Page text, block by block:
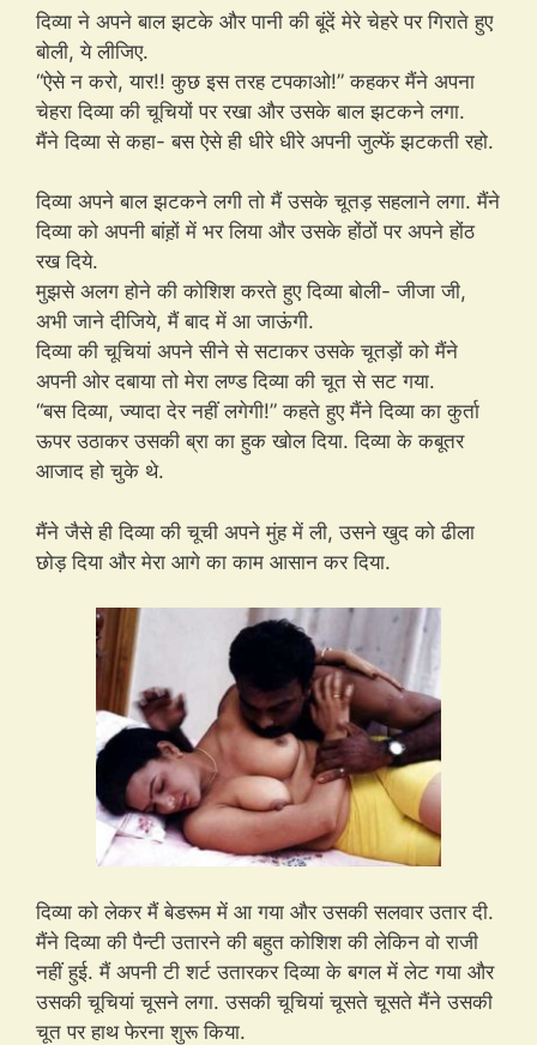
दिव्या ने अपने बाल झटके और पानी की बूंदें मेरे चेहरे पर गिराते हुए
बोली, ये लीजिए.
“ऐसे न करो, यार!! कुछ इस तरह टपकाओ!” कहकर मैंने अपना
चेहरा दिव्या की चूचियों पर रखा और उसके बाल झटकने लगा.
मैंने दिव्या से कहा- बस ऐसे ही धीरे धीरे अपनी जुल्फें झटकती रहो.
दिव्या अपने बाल झटकने लगी तो मैं उसके चूतड़ सहलाने लगा. मैंने
दिव्या को अपनी बांह़ों में भर लिया और उसके होंठों पर अपने होंठ
रख दिये.
मुझसे अलग होने की कोशिश करते हुए दिव्या बोली- जीजा जी,
अभी जाने दीजिये, मैं बाद में आ जाऊंगी.
दिव्या की चूचियां अपने सीने से सटाकर उसके चूतड़ों को मैंने
अपनी ओर दबाया तो मेरा लण्ड दिव्या की चूत से सट गया.
“बस दिव्या, ज्यादा देर नहीं लगेगी!” कहते हुए मैंने दिव्या का कुर्ता
ऊपर उठाकर उसकी ब्रा का हुक खोल दिया. दिव्या के कबूतर
आजाद हो चुके थे.
मैंने जैसे ही दिव्या की चूची अपने मुंह में ली, उसने खुद को ढीला
छोड़ दिया और मेरा आगे का काम आसान कर दिया.
दिव्या को लेकर मैं बेडरूम में आ गया और उसकी सलवार उतार दी.
मैंने दिव्या की पैन्टी उतारने की बहुत कोशिश की लेकिन वो राजी
नहीं हुई. मैं अपनी टी शर्ट उतारकर दिव्या के बगल में लेट गया और
उसकी चूचियां चूसने लगा. उसकी चूचियां चूसते चूसते मैंने उसकी
चूत पर हाथ फेरना शुरू किया.